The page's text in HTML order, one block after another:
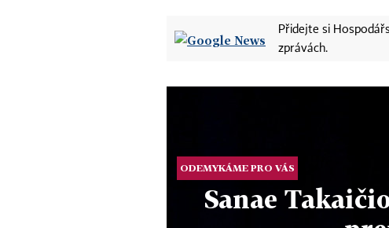
Přidejte si
zprávách.
ODEMYKÁME PRO VÁS
Sanae